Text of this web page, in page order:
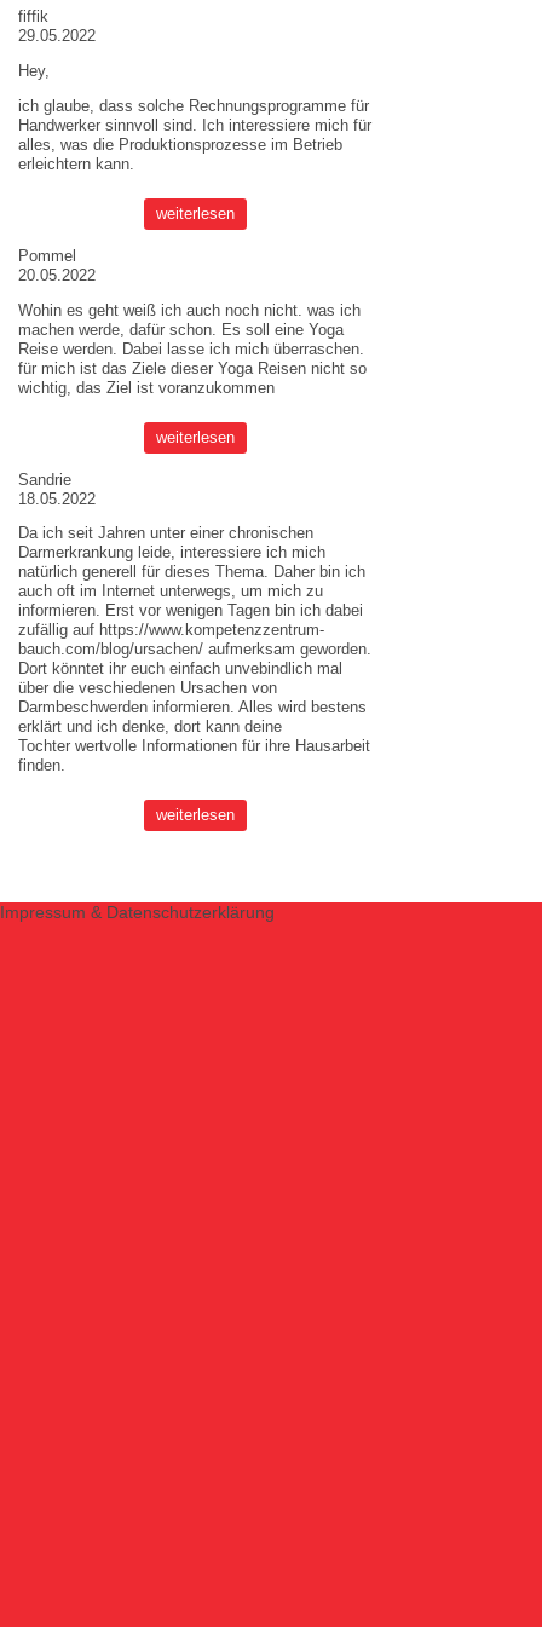
fiffik
29.05.2022
Hey,
ich glaube, dass solche Rechnungsprogramme für
Handwerker sinnvoll sind. Ich interessiere mich für
alles, was die Produktionsprozesse im Betrieb
erleichtern kann.
weiterlesen
Pommel
20.05.2022
Wohin es geht weiß ich auch noch nicht. was ich
machen werde, dafür schon. Es soll eine Yoga
Reise werden. Dabei lasse ich mich überraschen.
für mich ist das Ziele dieser Yoga Reisen nicht so
wichtig, das Ziel ist voranzukommen
weiterlesen
Sandrie
18.05.2022
Da ich seit Jahren unter einer chronischen
Darmerkrankung leide, interessiere ich mich
natürlich generell für dieses Thema. Daher bin ich
auch oft im Internet unterwegs, um mich zu
informieren. Erst vor wenigen Tagen bin ich dabei
zufällig auf https://www.kompetenzzentrum-
bauch.com/blog/ursachen/ aufmerksam geworden.
Dort könntet ihr euch einfach unvebindlich mal
über die veschiedenen Ursachen von
Darmbeschwerden informieren. Alles wird bestens
erklärt und ich denke, dort kann deine
Tochter wertvolle Informationen für ihre Hausarbeit
finden.
weiterlesen
Impressum & Datenschutzerklärung